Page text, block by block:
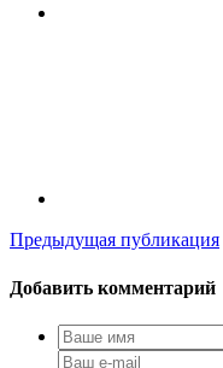
Предыдущая публикация
Добавить комментарий